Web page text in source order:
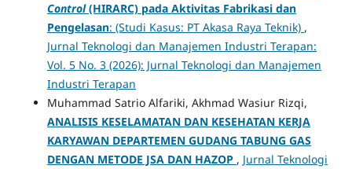
Control(HIRARC) pada Aktivitas Fabrikasi dan
Pengelasan: (Studi Kasus: PT Akasa Raya Teknik) ,
Jurnal Teknologi dan Manajemen Industri Terapan:
Vol. 5 No. 3 (2026): Jurnal Teknologi dan Manajemen
Industri Terapan
Muhammad Satrio Alfariki, Akhmad Wasiur Rizqi,
ANALISIS KESELAMATAN DAN KESEHATAN KERJA
KARYAWAN DEPARTEMEN GUDANG TABUNG GAS
DENGAN METODE JSA DAN HAZOP , Jurnal Teknologi